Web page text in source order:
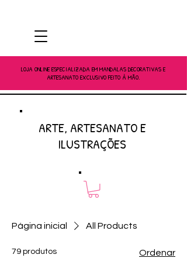
LOJA ONLINE ESPECIALIZADA EM MANDALAS DECORATIVAS E
ARTESANATO EXCLUSIVO FEITO À MÃO.
ARTE, ARTESANATO E
ILUSTRAÇÕES
Página inicial All Products
79 produtos Ordenar